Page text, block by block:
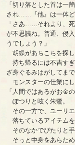
「切り落とした首は一
され……『他』は一体ど
「さあ……それより、
が不思議ね。普通、侵
うでしょう？」
胡蝶があちこちを探し
持ち帰るには不吉す
ざ身ぐるみはがしてま
モンスターの仕業にし
「人間ではあるがお金
ぽつりと呟く朱鷺。
その一方で、ユーリエ
落ちているアイテムを
そのなかでぴたりと手
そっと中身をあらた